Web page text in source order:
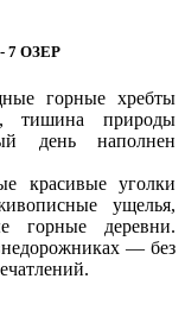
7 ОЗЕР
горные хребты
тишина природы
день наполнен
красивые уголки
ущелья,
горные деревни.
— без